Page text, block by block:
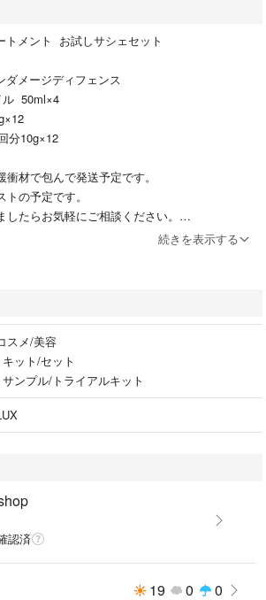
トメント お試しサシェセット
ダメージディフェンス
ル 50ml×4
分10g×12
材で包んで発送予定です。
の予定です。
たらお気軽にご相談ください。
ント、ダメージケア
続きを表示する
スメ/美容
キット/セット
サンプル/トライアルキット
認済
19 0 0